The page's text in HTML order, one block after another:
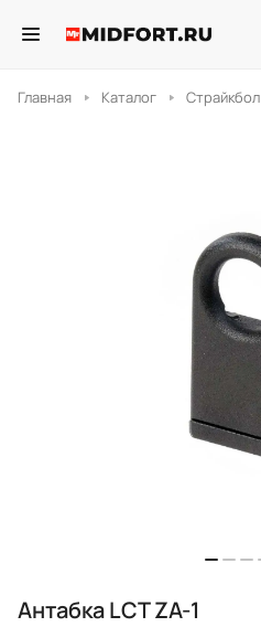
Главная Каталог Страйкбол
Антабка LCT ZA-1